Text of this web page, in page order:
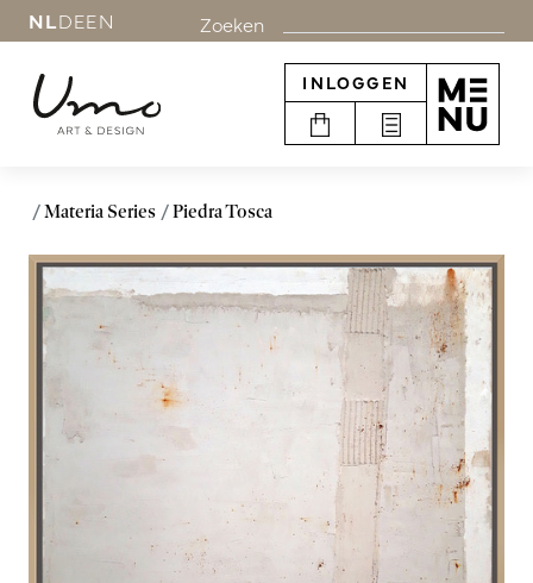
NLDEEN Zoeken
INLOGGEN
Materia Series Piedra Tosca